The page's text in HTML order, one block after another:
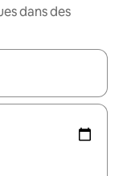
dans des
flèches vers le